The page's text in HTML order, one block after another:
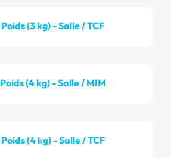
Poids (3 kg) - Salle / TCF
Poids (4 kg) - Salle / MIM
Poids (4 kg) - Salle / TCF